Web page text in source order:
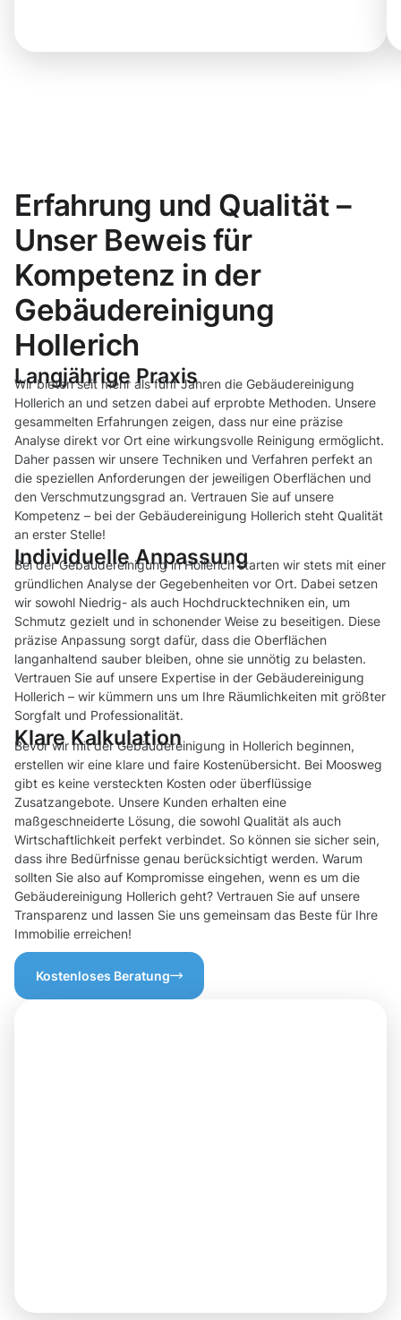
Erfahrung und Qualität –
Unser Beweis für
Kompetenz in der
Gebäudereinigung
Hollerich
Langjährige Praxis
Wir bieten seit mehr als fünf Jahren die Gebäudereinigung
Hollerich an und setzen dabei auf erprobte Methoden. Unsere
gesammelten Erfahrungen zeigen, dass nur eine präzise
Analyse direkt vor Ort eine wirkungsvolle Reinigung ermöglicht.
Daher passen wir unsere Techniken und Verfahren perfekt an
die speziellen Anforderungen der jeweiligen Oberflächen und
den Verschmutzungsgrad an. Vertrauen Sie auf unsere
Kompetenz – bei der Gebäudereinigung Hollerich steht Qualität
an erster Stelle!
Individuelle Anpassung
Bei der Gebäudereinigung in Hollerich starten wir stets mit einer
gründlichen Analyse der Gegebenheiten vor Ort. Dabei setzen
wir sowohl Niedrig- als auch Hochdrucktechniken ein, um
Schmutz gezielt und in schonender Weise zu beseitigen. Diese
präzise Anpassung sorgt dafür, dass die Oberflächen
langanhaltend sauber bleiben, ohne sie unnötig zu belasten.
Vertrauen Sie auf unsere Expertise in der Gebäudereinigung
Hollerich – wir kümmern uns um Ihre Räumlichkeiten mit größter
Sorgfalt und Professionalität.
Klare Kalkulation
Bevor wir mit der Gebäudereinigung in Hollerich beginnen,
erstellen wir eine klare und faire Kostenübersicht. Bei Moosweg
gibt es keine versteckten Kosten oder überflüssige
Zusatzangebote. Unsere Kunden erhalten eine
maßgeschneiderte Lösung, die sowohl Qualität als auch
Wirtschaftlichkeit perfekt verbindet. So können sie sicher sein,
dass ihre Bedürfnisse genau berücksichtigt werden. Warum
sollten Sie also auf Kompromisse eingehen, wenn es um die
Gebäudereinigung Hollerich geht? Vertrauen Sie auf unsere
Transparenz und lassen Sie uns gemeinsam das Beste für Ihre
Immobilie erreichen!
Kostenloses Beratung